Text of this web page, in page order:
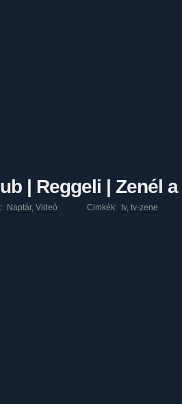
| Reggeli | Zenél
Naptár, Videó Cimkék: tv, tv-zene